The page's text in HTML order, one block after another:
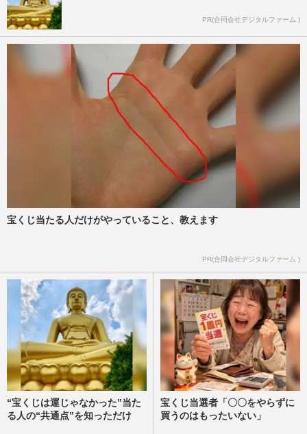
PR(合同会社デジタルファーム )
宝くじ当たる人だけがやっていること、教えます
PR(合同会社デジタルファーム )
“宝くじは運じゃなかった”当た
る人の“共通点”を知っただけ
宝くじ当選者「〇〇をやらずに
買うのはもったいない」